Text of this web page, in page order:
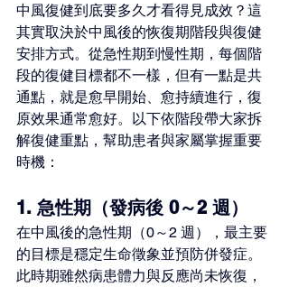
中風復健到底要多久才看得見成效？這
其實取決於中風後的恢復期階段與復健
安排方式。從急性期到慢性期，每個階
段的復健目標都不一樣，但有一點是共
通點，就是愈早開始、愈持續進行，復
原效果通常愈好。以下依階段帶大家拆
解復健重點，幫助患者與家屬掌握重要
時機：
1. 急性期（發病後 0～2 週）
在中風後的急性期（0～2 週），最主要
的目標是穩定生命徵象並預防併發症。
此時期雖然病患體力與反應尚未恢復，